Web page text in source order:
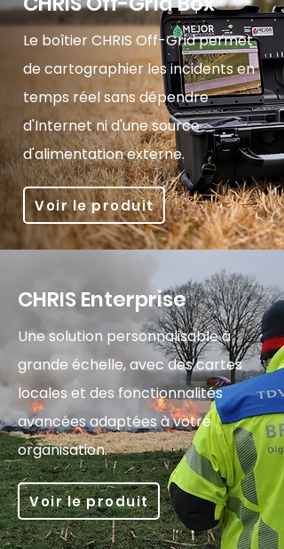
Le boîtier CHRIS Off-Grid permet
de cartographier les incidents en
temps réel sans dépendre
d'Internet ni d'une source
d'alimentation externe.
Voir le produit
CHRIS Enterprise
Une solution personnalisable à
grande échelle, avec des cartes
locales et des fonctionnalités
avancées adaptées à votre
organisation.
Voir le produit